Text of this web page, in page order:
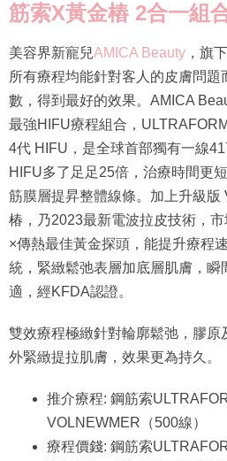
筋索X黃金樁 2合一組
美容界新寵兒AMICA Beauty ，旗
所有療程均能針對客人的皮膚問
數，得到最好的效果。AMICA
最強HIFU療程組合，
4代 HIFU，是全球首部獨有一線
HIFU多了足足25倍，治療時間更
筋膜層提昇整體線條。加上升級
椿，乃2023最新電波拉皮技術，
×傳熱最佳黃金探頭，能提升療程
統，緊緻鬆弛表層加底層肌膚，瞬
適，經KFDA認證。
雙效療程極緻針對輪廓鬆弛，膠原
外緊緻提拉肌膚，效果更為持久。
推介療程: 鋼筋索
VOLNEWMER（500線）
療程價錢: 鋼筋索